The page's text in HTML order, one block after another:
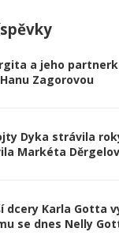
a jeho
Zagorovou
Dyka strávila
Markéta
dcery Karla Gotta
se dnes Nelly